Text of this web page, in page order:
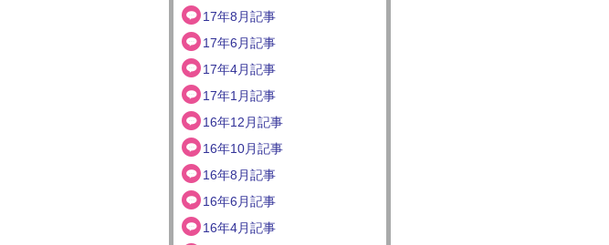
17年8月記事
17年6月記事
17年4月記事
17年1月記事
16年12月記事
16年10月記事
16年8月記事
16年6月記事
16年4月記事